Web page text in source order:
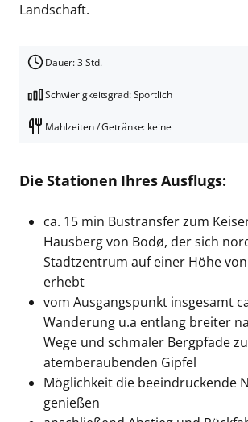
Landschaft.
Dauer: 3 Std.
Schwierigkeitsgrad: Sportlich
Mahlzeiten / Getränke: keine
Die Stationen Ihres Ausflugs:
ca. 15 min Bustransfer zum
Hausberg von Bodø, der sich
Stadtzentrum auf einer Höhe
erhebt
vom Ausgangspunkt insgesamt
Wanderung u.a entlang breiter
Wege und schmaler Bergpfade
atemberaubenden Gipfel
Möglichkeit die beeindruckende
genießen